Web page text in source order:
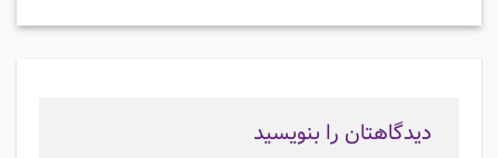
دیدگاهتان را بنویسید